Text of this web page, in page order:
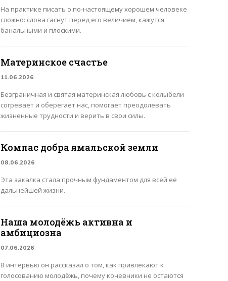
На практике писать о по-настоящему хорошем человеке
сложно: слова гаснут перед его величием, кажутся
банальными и плоскими.
Материнское счастье
11.06.2026
Безграничная и святая материнская любовь с колыбели
согревает и оберегает нас, помогает преодолевать
жизненные трудности и верить в свои силы.
Компас добра ямальской земли
08.06.2026
Эта закалка стала прочным фундаментом для всей её
дальнейшей жизни.
Наша молодёжь активна и
амбициозна
07.06.2026
В интервью он рассказал о том, как привлекают к
голосованию молодёжь, почему кочевники не остаются